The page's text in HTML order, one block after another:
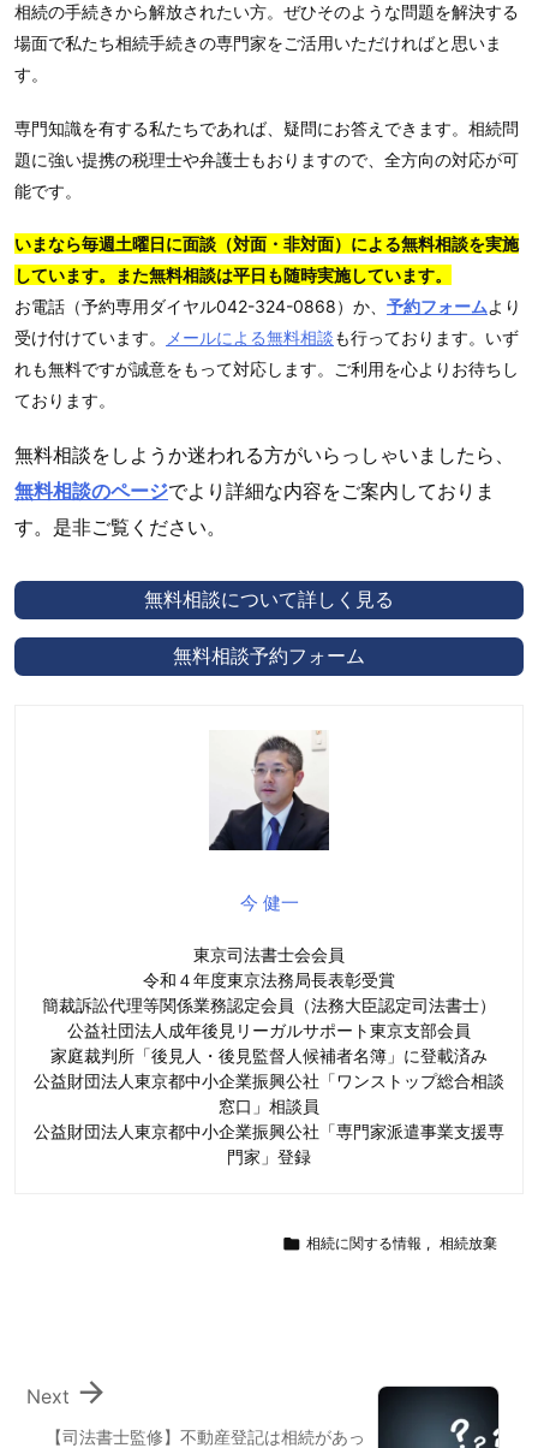
相続の手続きから解放されたい方。ぜひそのような問題を解決する
場面で私たち相続手続きの専門家をご活用いただければと思いま
す。
専門知識を有する私たちであれば、疑問にお答えできます。相続問
題に強い提携の税理士や弁護士もおりますので、全方向の対応が可
能です。
いまなら毎週土曜日に面談（対面・非対面）による無料相談を実施
しています。また無料相談は平日も随時実施しています。
お電話（予約専用ダイヤル042-324-0868）か、 予約フォームより
受け付けています。
メールによる無料相談も行っております。いず
れも無料ですが誠意をもって対応します。ご利用を心よりお待ちし
ております。
無料相談をしようか迷われる方がいらっしゃいましたら、
無料相談のページでより詳細な内容をご案内しておりま
す。是非ご覧ください。
無料相談について詳しく見る
無料相談予約フォーム
今 健一
東京司法書士会会員
令和４年度東京法務局長表彰受賞
簡裁訴訟代理等関係業務認定会員（法務大臣認定司法書士）
公益社団法人成年後見リーガルサポート東京支部会員
家庭裁判所「後見人・後見監督人候補者名簿」に登載済み
公益財団法人東京都中小企業振興公社「ワンストップ総合相談
窓口」相談員
公益財団法人東京都中小企業振興公社「専門家派遣事業支援専
門家」登録
 相続に関する情報 , 相続放棄
【司法書士監修】不動産登記は相続があっ

Next